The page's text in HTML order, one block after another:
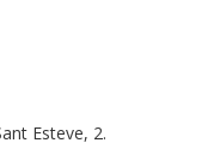
Esteve, 2.